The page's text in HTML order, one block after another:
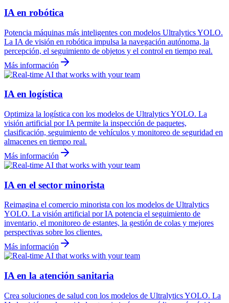
IA en robótica
Potencia máquinas más inteligentes con modelos Ultralytics YOLO.
La IA de visión en robótica impulsa la navegación autónoma, la
percepción, el seguimiento de objetos y el control en tiempo real.
Más información
IA en logística
Optimiza la logística con los modelos de Ultralytics YOLO. La
visión artificial por IA permite la inspección de paquetes,
clasificación, seguimiento de vehículos y monitoreo de seguridad en
almacenes en tiempo real.
Más información
IA en el sector minorista
Reimagina el comercio minorista con los modelos de Ultralytics
YOLO. La visión artificial por IA potencia el seguimiento de
inventario, el monitoreo de estantes, la gestión de colas y mejores
perspectivas sobre los clientes.
Más información
IA en la atención sanitaria
Crea soluciones de salud con los modelos de Ultralytics YOLO. La